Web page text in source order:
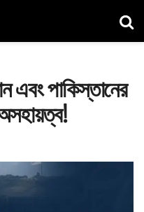
এবং পাকিস্তানের
অসহায়ত্ব!